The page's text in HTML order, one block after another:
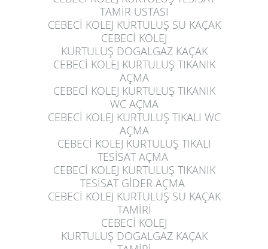
TAMİR USTASI
CEBECİ KOLEJ KURTULUŞ SU KAÇAK
CEBECİ KOLEJ
KURTULUŞ DOGALGAZ KAÇAK
CEBECİ KOLEJ KURTULUŞ TIKANIK
AÇMA
CEBECİ KOLEJ KURTULUŞ TIKANIK
WC AÇMA
CEBECİ KOLEJ KURTULUŞ TIKALI WC
AÇMA
CEBECİ KOLEJ KURTULUŞ TIKALI
TESİSAT AÇMA
CEBECİ KOLEJ KURTULUŞ TIKANIK
TESİSAT GİDER AÇMA
CEBECİ KOLEJ KURTULUŞ SU KAÇAK
TAMİRİ
CEBECİ KOLEJ
KURTULUŞ DOGALGAZ KAÇAK